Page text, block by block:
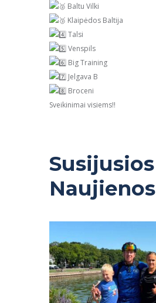
Baltu Vilki
Klaipėdos Baltija
Talsi
Venspils
Big Training
Jelgava B
Broceni
Sveikinimai visiems!!
Susijusios
Naujienos